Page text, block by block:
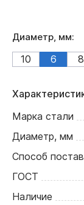
Диаметр, мм:
10 6 8
Марка стали
Диаметр, мм
Способ
ГОСТ
Наличие